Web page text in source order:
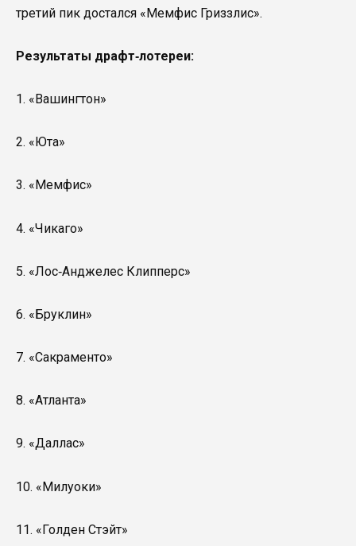
третий пик достался «Мемфис Гриззлис».
Результаты драфт‑лотереи:
1. «Вашингтон»
2. «Юта»
3. «Мемфис»
4. «Чикаго»
5. «Лос‑Анджелес Клипперс»
6. «Бруклин»
7. «Сакраменто»
8. «Атланта»
9. «Даллас»
10. «Милуоки»
11. «Голден Стэйт»